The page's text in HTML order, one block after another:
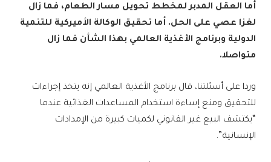
أما العقل المدبر لمخطط تحويل مسار الطعام، فما زال
لغزا عصي على الحل. أما تحقيق الوكالة الأميركية للتنمية
الدولية وبرنامج الأغذية العالمي بهذا الشأن فما زال
متواصلا.
وردا على أسئلتنا، قال برنامج الأغذية العالمي إنه يتخذ إجراءات
للتحقيق ومنع إساءة استخدام المساعدات الغذائية عندما
“يكتشف البيع غير القانوني لكميات كبيرة من الإمدادات
الإنسانية”.